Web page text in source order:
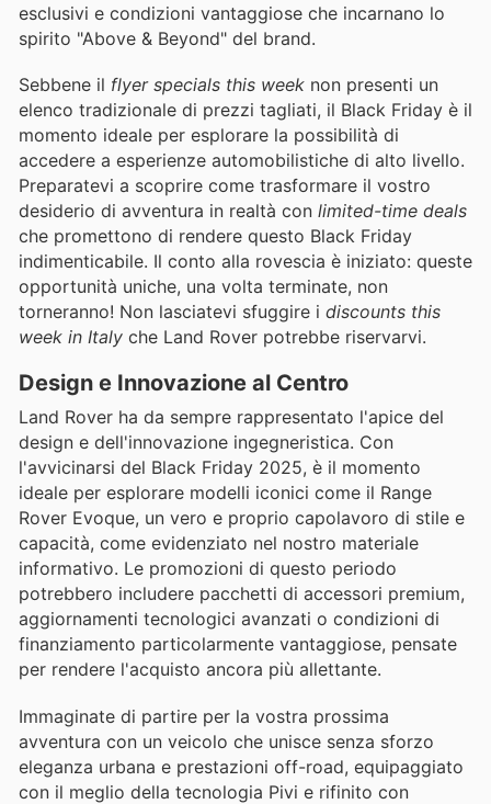
esclusivi e condizioni vantaggiose che incarnano lo
spirito "Above & Beyond" del brand.
Sebbene il flyer specials this week non presenti un
elenco tradizionale di prezzi tagliati, il Black Friday è il
momento ideale per esplorare la possibilità di
accedere a esperienze automobilistiche di alto livello.
Preparatevi a scoprire come trasformare il vostro
desiderio di avventura in realtà con limited-time deals
che promettono di rendere questo Black Friday
indimenticabile. Il conto alla rovescia è iniziato: queste
opportunità uniche, una volta terminate, non
torneranno! Non lasciatevi sfuggire i discounts this
week in Italy che Land Rover potrebbe riservarvi.
Design e Innovazione al Centro
Land Rover ha da sempre rappresentato l'apice del
design e dell'innovazione ingegneristica. Con
l'avvicinarsi del Black Friday 2025, è il momento
ideale per esplorare modelli iconici come il Range
Rover Evoque, un vero e proprio capolavoro di stile e
capacità, come evidenziato nel nostro materiale
informativo. Le promozioni di questo periodo
potrebbero includere pacchetti di accessori premium,
aggiornamenti tecnologici avanzati o condizioni di
finanziamento particolarmente vantaggiose, pensate
per rendere l'acquisto ancora più allettante.
Immaginate di partire per la vostra prossima
avventura con un veicolo che unisce senza sforzo
eleganza urbana e prestazioni off-road, equipaggiato
con il meglio della tecnologia Pivi e rifinito con